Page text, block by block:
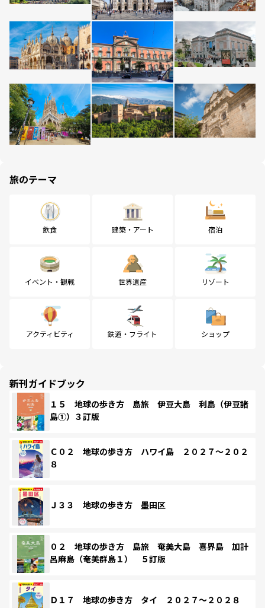
旅のテーマ
飲食 建築・アート 宿泊
イベント・観戦 世界遺産 リゾート
アクティビティ 鉄道・フライト ショップ
新刊ガイドブック
１５ 地球の歩き方 島旅 伊豆大島 利島（伊豆諸
島①）３訂版
Ｃ０２ 地球の歩き方 ハワイ島 ２０２７～２０２
８
Ｊ３３ 地球の歩き方 墨田区
０２ 地球の歩き方 島旅 奄美大島 喜界島 加計
呂麻島（奄美群島１） ５訂版
Ｄ１７ 地球の歩き方 タイ ２０２７～２０２８